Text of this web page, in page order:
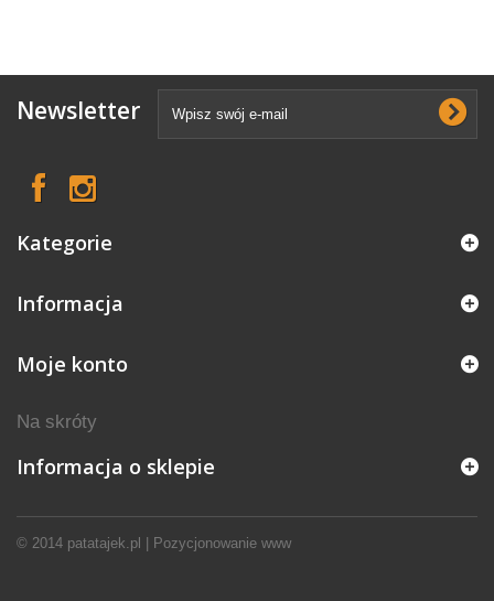
Newsletter
Kategorie
Informacja
© 2014 patatajek.pl Pozycjonowanie www
Moje konto
Na skróty
Informacja o sklepie